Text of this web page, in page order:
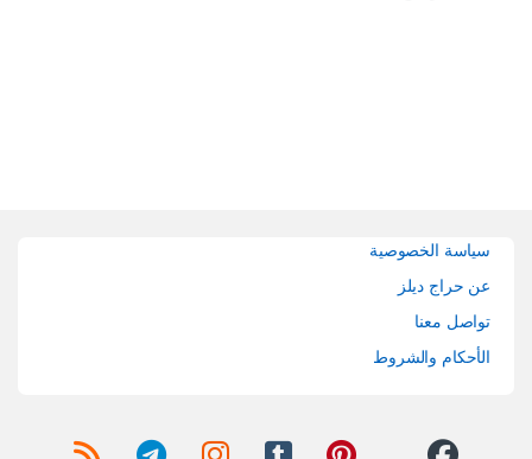
سياسة الخصوصية
عن حراج ديلز
تواصل معنا
الأحكام والشروط